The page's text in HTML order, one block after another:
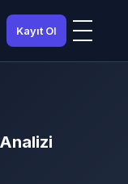
Kayıt Ol